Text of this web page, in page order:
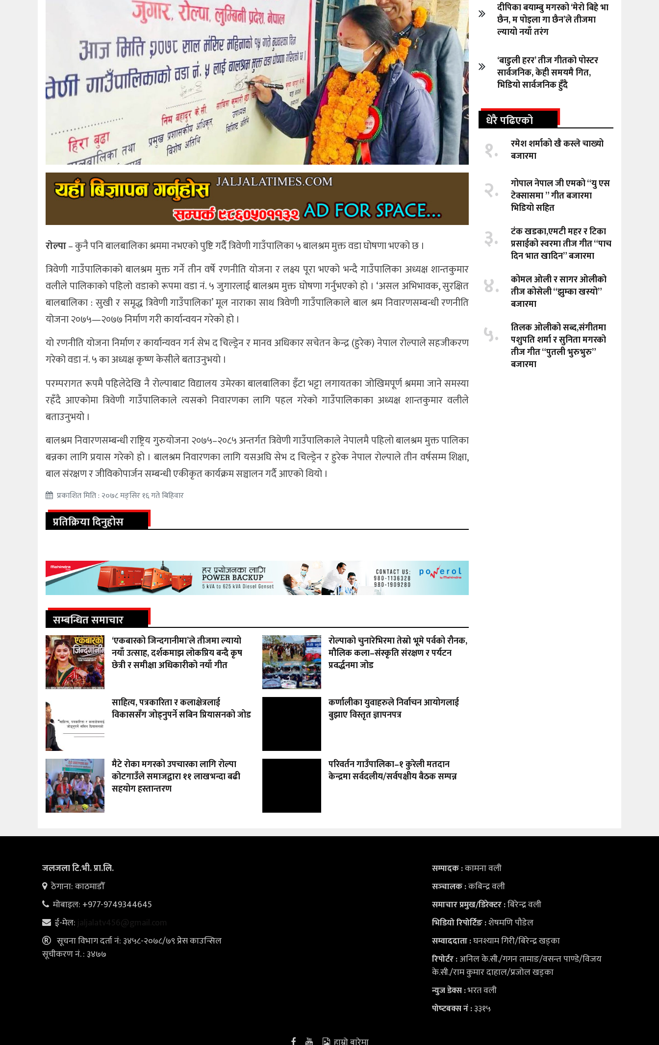
रोल्पा– कुनै पनि बालबालिका श्रममा नभएको पुष्टि गर्दै त्रिवेणी गाउँपालिका ५ बालश्रम मुक्त वडा घोषणा भएको छ ।
त्रिवेणी गाउँपालिकाको बालश्रम मुक्त गर्ने तीन वर्षे रणनीति योजना र लक्ष्य पूरा भएको भन्दै गाउँपालिका अध्यक्ष शान्तकुमार
वलीले पालिकाकाे पहिलो वडाको रूपमा वडा नं. ५ जुगारलाई बालश्रम मुक्त घोषणा गर्नुभएकाे हाे । ‘असल अभिभावक, सुरक्षित
बालबालिका : सुखी र समृद्ध त्रिवेणी गाउँपालिका’ मूल नाराका साथ त्रिवेणी गाउँपालिकाले बाल श्रम निवारणसम्बन्धी रणनीति
योजना २०७५—२०७७ निर्माण गरी कार्यान्वयन गरेको हो ।
याे रणनीति योजना निर्माण र कार्यान्यवन गर्न सेभ द चिल्ड्रेन र मानव अधिकार सचेतन केन्द्र (हुरेक) नेपाल रोल्पाले सहजीकरण
गरेको वडा नं. ५ का अध्यक्ष कृष्ण केसीले बताउनुभयाे ।
परम्परागत रूपमै पहिलेदेखि नै रोल्पाबाट विद्यालय उमेरका बालबालिका इँटा भट्टा लगायतका जोखिमपूर्ण श्रममा जाने समस्या
रहँदै आएकोमा त्रिवेणी गाउँपालिकाले त्यसको निवारणका लागि पहल गरेको गाउँपालिकाका अध्यक्ष शान्तकुमार वलीले
बताउनुभयाे ।
बालश्रम निवारणसम्बन्धी राष्ट्रिय गुरुयोजना २०७५–२०८५ अन्तर्गत त्रिवेणी गाउँपालिकाले नेपालमै पहिलो बालश्रम मुक्त पालिका
बन्नका लागि प्रयास गरेको हो । बालश्रम निवारणका लागि यसअघि सेभ द चिल्ड्रेन र हुरेक नेपाल रोल्पाले तीन वर्षसम्म शिक्षा,
बाल संरक्षण र जीविकोपार्जन सम्बन्धी एकीकृत कार्यक्रम सञ्चालन गर्दै आएको थियो ।
प्रकाशित मिति : २०७८ मङ्सिर १६ गते बिहिवार
प्रतिक्रिया दिनुहोस
सम्बन्धित समाचार
‘एकबारको जिन्दगानीमा’ले तीजमा ल्यायो
नयाँ उत्साह, दर्शकमाझ लोकप्रिय बन्दै कृष
छेत्री र समीक्षा अधिकारीको नयाँ गीत
रोल्पाको चुनारेभिरमा तेस्रो भूमे पर्वको रौनक,
मौलिक कला–संस्कृति संरक्षण र पर्यटन
प्रवर्द्धनमा जोड
साहित्य, पत्रकारिता र कलाक्षेत्रलाई
विकाससँग जोड्नुपर्ने सबिन प्रियासनको जोड
कर्णालीका युवाहरुले निर्वाचन आयोगलाई
बुझाए विस्तृत ज्ञापनपत्र
मैटे रोका मगरको उपचारका लागि रोल्पा
कोटगाउँले समाजद्वारा ११ लाखभन्दा बढी
सहयोग हस्तान्तरण
परिवर्तन गाउँपालिका–१ कुरेली मतदान
केन्द्रमा सर्वदलीय/सर्वपक्षीय बैठक सम्पन्न
दीपिका बयाम्बु मगरको ‘मेरो बिहे भा
छैन, म पोइला गा छैन’ले तीजमा
ल्यायो नयाँ तरंग
‘बाडुली हरर’ तीज गीतको पोस्टर
सार्वजनिक, केही समयमै गित,
भिडियो सार्वजनिक हुँदै
धेरै पढिएको
१.
रमेश शर्माको खै कस्ले चाख्यो
बजारमा
२.
गोपाल नेपाल जी एमको “यु एस
टेक्सासमा ” गीत बजारमा
भिडियो सहित
३.
टंक खडका,एमटी महर र टिका
प्रसाईको स्वरमा तीज गीत “पाच
दिन भात खादिन” बजारमा
४.
कोमल ओली र सागर ओलीको
तीज कोसेली “झुम्का खस्यो”
बजारमा
५.
तिलक ओलीको सब्द,संगीतमा
पशुपति शर्मा र सुनिता मगरको
तीज गीत “पुतली भुरुभुरु”
बजारमा
जलजला टि.भी. प्रा.लि.
ठेगाना: काठमाडौँ
मोबाइल: +977-9749344645
ई-मेल: jaljalatv456@gmail.com
सूचना विभाग दर्ता नं: ३४५८-२०७८/७९ प्रेस काउन्सिल
सूचीकरण नं. : ३४७७
सम्पादक :कामना वली
सञ्‍चालक :कबिन्द्र वली
समाचार प्रमुख/डिरेक्टर :बिरेन्द्र वली
भिडियोरिपोर्टिङ :शेषमणि पौडेल
सम्वाददाता :घनश्याम गिरी/बिरेन्द्र खड्का
रिपोर्टर :अनिल के.सी./गगन तामाङ/वसन्त पाण्डे/विजय
के.सी./राम कुमार दाहाल/प्रजोल खड्का
न्युज डेक्स:भरत वली
पोष्‍टबक्स नं :३३१५